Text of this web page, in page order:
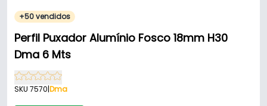
+50 vendidos
Perfil Puxador Alumínio Fosco 18mm H30
Dma 6 Mts
SKU 7570|Dma